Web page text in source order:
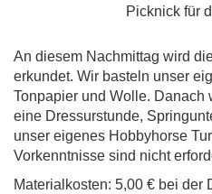
Picknick für
An diesem Nachmittag wird
erkundet. Wir basteln unser
Tonpapier und Wolle. Danach
eine Dressurstunde,
unser eigenes Hobbyhorse
Vorkenntnisse sind nicht
Materialkosten: 5,00 € bei der